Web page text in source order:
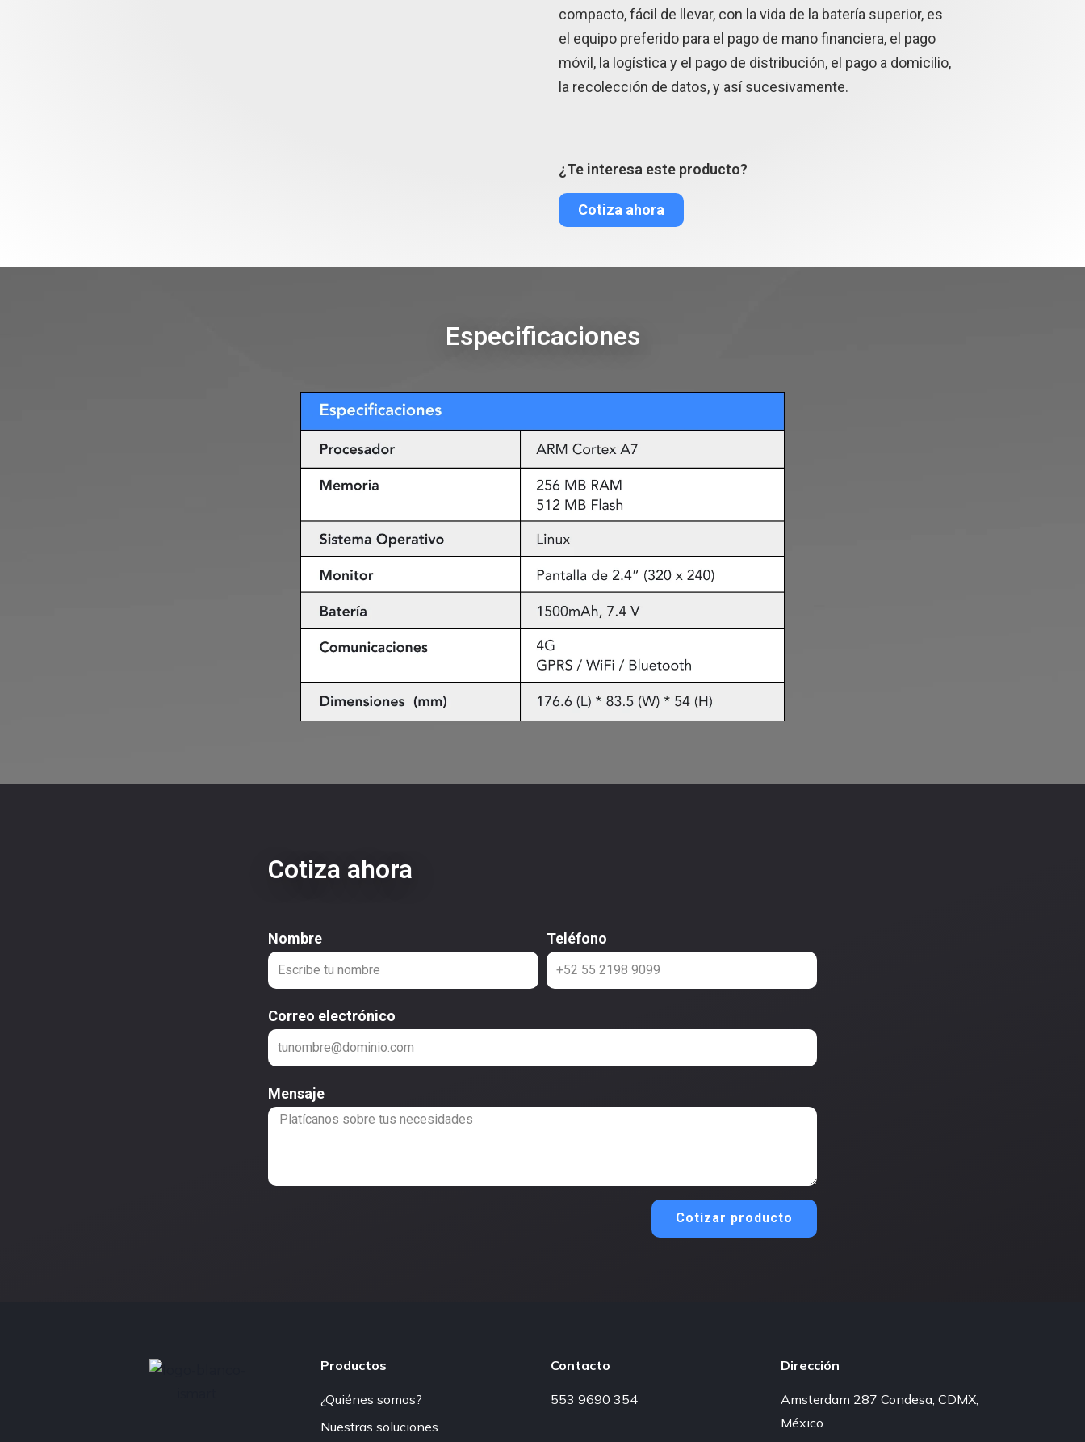
compacto, fácil de llevar, con la vida de la batería superior, es
el equipo preferido para el pago de mano financiera, el pago
móvil, la logística y el pago de distribución, el pago a domicilio,
la recolección de datos, y así sucesivamente.
¿Te interesa este producto?
Cotiza ahora
Especificaciones
Cotiza ahora
Nombre Teléfono
Correo electrónico
Mensaje
Cotizar producto
Productos
¿Quiénes somos?
Nuestras soluciones
Contacto
553 9690 354
Dirección
Amsterdam 287 Condesa, CDMX,
México